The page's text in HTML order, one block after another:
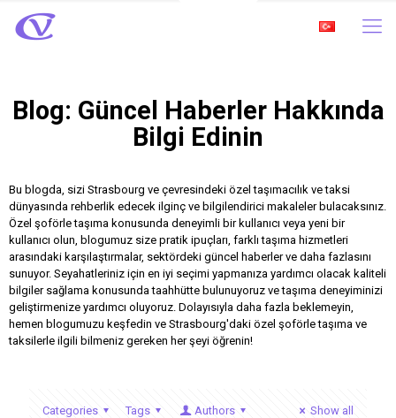
Blog: Güncel Haberler Hakkında
Bilgi Edinin
Bu blogda, sizi Strasbourg ve çevresindeki özel taşımacılık ve taksi
dünyasında rehberlik edecek ilginç ve bilgilendirici makaleler bulacaksınız.
Özel şoförle taşıma konusunda deneyimli bir kullanıcı veya yeni bir
kullanıcı olun, blogumuz size pratik ipuçları, farklı taşıma hizmetleri
arasındaki karşılaştırmalar, sektördeki güncel haberler ve daha fazlasını
sunuyor. Seyahatleriniz için en iyi seçimi yapmanıza yardımcı olacak kaliteli
bilgiler sağlama konusunda taahhütte bulunuyoruz ve taşıma deneyiminizi
geliştirmenize yardımcı oluyoruz. Dolayısıyla daha fazla beklemeyin,
hemen blogumuzu keşfedin ve Strasbourg'daki özel şoförle taşıma ve
taksilerle ilgili bilmeniz gereken her şeyi öğrenin!
Categories Tags Authors Show all